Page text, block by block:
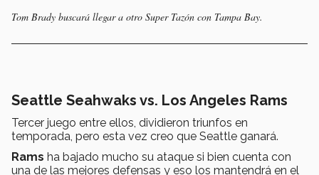
Tom Brady buscará llegar a otro Super Tazón con Tampa Bay.
Seattle Seahwaks vs. Los Angeles Rams
Tercer juego entre ellos, dividieron triunfos en
temporada, pero esta vez creo que Seattle ganará.
Rams ha bajado mucho su ataque si bien cuenta con
una de las mejores defensas y eso los mantendrá en el